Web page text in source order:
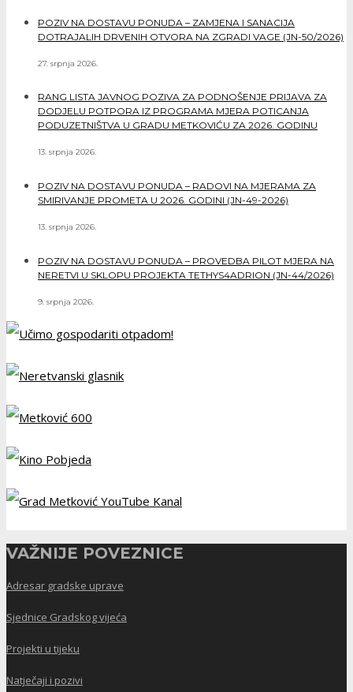
POZIV NA DOSTAVU PONUDA – ZAMJENA I SANACIJA
DOTRAJALIH DRVENIH OTVORA NA ZGRADI VAGE (JN-50/2026)
27. srpnja 2026.
RANG LISTA JAVNOG POZIVA ZA PODNOŠENJE PRIJAVA ZA
DODJELU POTPORA IZ PROGRAMA MJERA POTICANJA
PODUZETNIŠTVA U GRADU METKOVIĆU ZA 2026. GODINU
13. srpnja 2026.
POZIV NA DOSTAVU PONUDA – RADOVI NA MJERAMA ZA
SMIRIVANJE PROMETA U 2026. GODINI (JN-49-2026)
13. srpnja 2026.
POZIV NA DOSTAVU PONUDA – PROVEDBA PILOT MJERA NA
NERETVI U SKLOPU PROJEKTA TETHYS4ADRION (JN-44/2026)
9. srpnja 2026.
VAŽNIJE POVEZNICE
Adresar gradske uprave
Sjednice Gradskog vijeća
Projekti u tijeku
Natječaji i pozivi